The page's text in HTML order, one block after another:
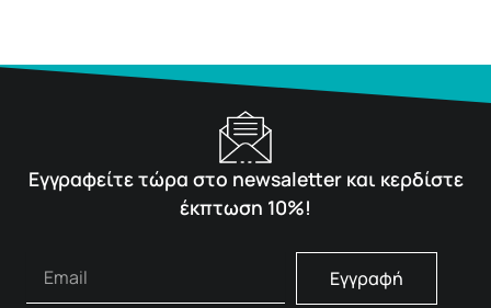
Εγγραφείτε τώρα στο newsaletter και κερδίστε
έκπτωση 10%!
Εγγραφή